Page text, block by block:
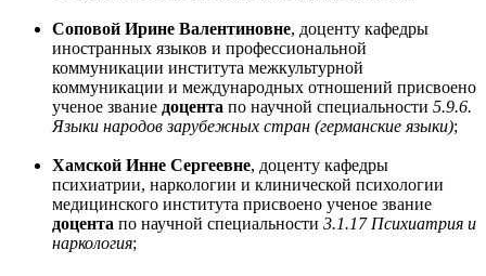
Соповой Ирине Валентиновне, доценту кафедры
иностранных языков и профессиональной
коммуникации института межкультурной
коммуникации и международных отношений присвоено
ученое звание доцента по научной специальности 5.9.6.
Языки народов зарубежных стран (германские языки);
Хамской Инне Сергеевне, доценту кафедры
психиатрии, наркологии и клинической психологии
медицинского института присвоено ученое звание
доцента по научной специальности 3.1.17 Психиатрия и
наркология;